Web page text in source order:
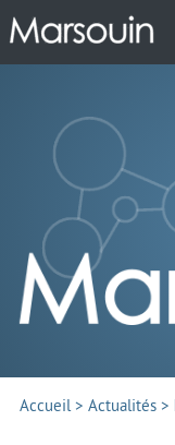
Accueil> Actualités >